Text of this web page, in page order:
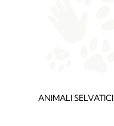
ANIMALI SELVATICI